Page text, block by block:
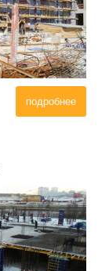
подробнее